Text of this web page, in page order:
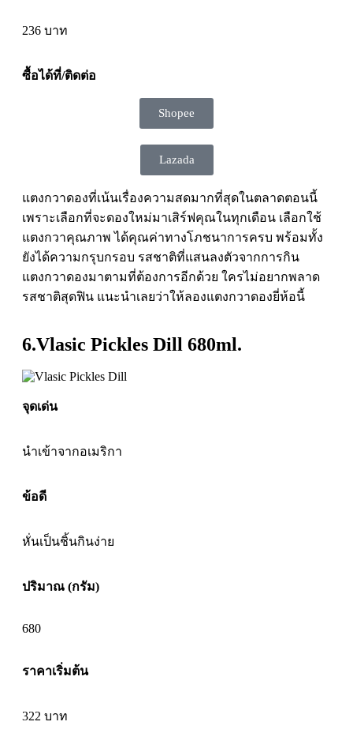
236 บาท
ซื้อได้ที่/ติดต่อ
Shopee
Lazada
แตงกวาดองที่เน้นเรื่องความสดมากที่สุดในตลาดตอนนี้
เพราะเลือกที่จะดองใหม่มาเสิร์ฟคุณในทุกเดือน เลือกใช้
แตงกวาคุณภาพ ได้คุณค่าทางโภชนาการครบ พร้อมทั้ง
ยังได้ความกรุบกรอบ รสชาติที่แสนลงตัวจากการกิน
แตงกวาดองมาตามที่ต้องการอีกด้วย ใครไม่อยากพลาด
รสชาติสุดฟิน แนะนำเลยว่าให้ลองแตงกวาดองยี่ห้อนี้
6.Vlasic Pickles Dill 680ml.
จุดเด่น
นำเข้าจากอเมริกา
ข้อดี
หั่นเป็นชิ้นกินง่าย
ปริมาณ (กรัม)
680
ราคาเริ่มต้น
322 บาท